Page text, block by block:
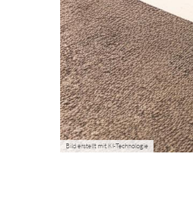
Bild erstellt mit KI-Technologie